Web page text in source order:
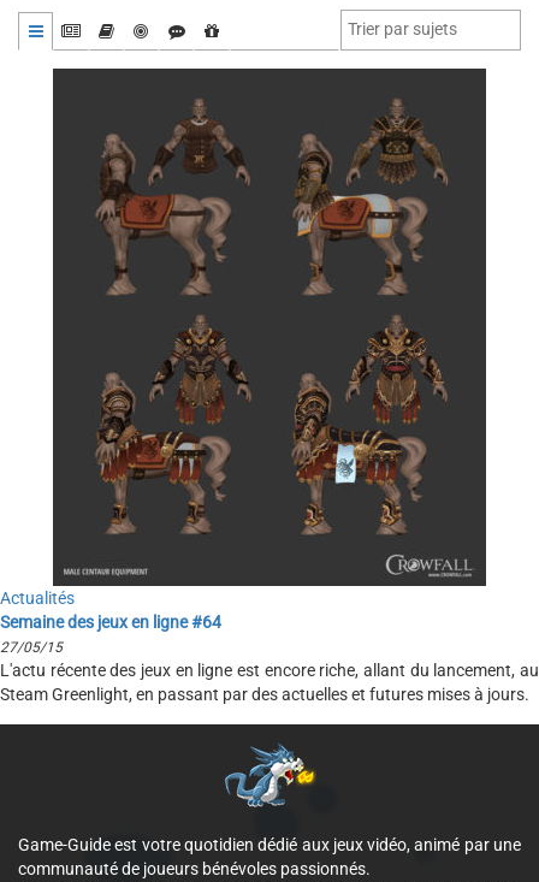
Actualités
Semaine des jeux en ligne #64
27/05/15
L'actu récente des jeux en ligne est encore riche, allant du lancement, au
Steam Greenlight, en passant par des actuelles et futures mises à jours.
Game-Guide est votre quotidien dédié aux jeux vidéo, animé par une
communauté de joueurs bénévoles passionnés.